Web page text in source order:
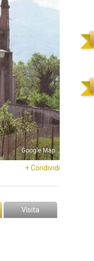
Google Map
+ Condividi
Visita